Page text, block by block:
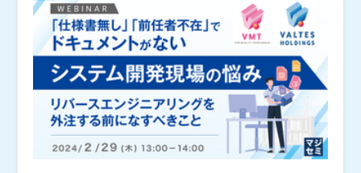
ます。必要以上に完璧なドキュメント作成に固執するあ
まり、本来のシステム改修の目的を見失い、コストと工
数だけが肥大化する危険性があるのです。リバースエン
ジニアリングはあくまで手段であり、ゴールではないこ
とを肝に銘じる必要があります。
保守にお悩みの方は、ぜひご参加ください。
テス・イノベーションズ株式会社（旧 バルテス・モバ
イルテクノロジー株式会社は2025年4月1日に社名(商
号)を変更いたしました。 掲載のデータおよび講演内容
は発表当時のものです。
バルテス株式会社（）
株式会社オープンソース活用研究所（） マジセミ株式
会社（） ※共催、協賛、協力、講演企業は将来的に追
加、削除される可能性があります。